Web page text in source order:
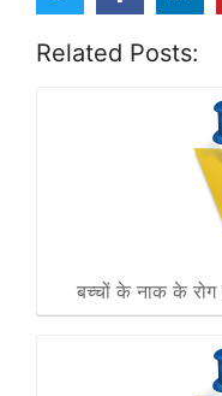
Related Posts:
बच्चों के नाक के